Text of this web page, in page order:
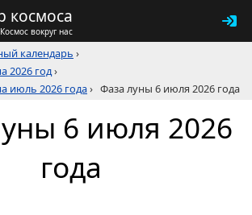
космоса
Космос вокруг нас
календарь ›
2026 год›
июль 2026 года› Фаза луны 6 июля 2026 года
6 июля 2026
года